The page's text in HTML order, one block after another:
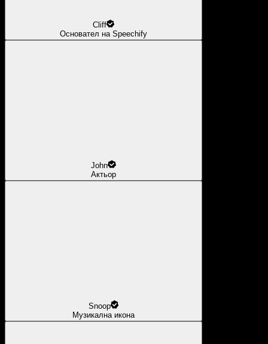
Cliff
Основател на Speechify
John
Актьор
Snoop
Музикална икона